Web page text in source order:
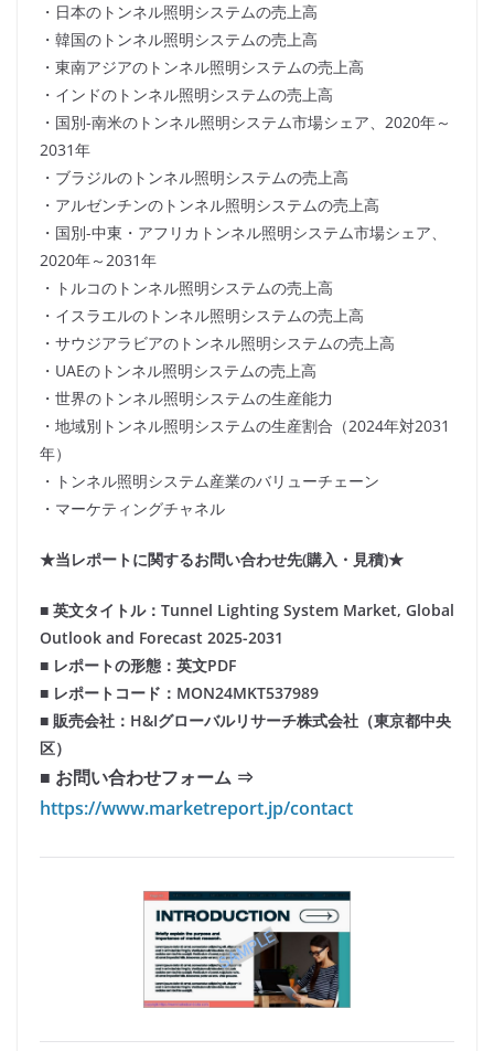
・日本のトンネル照明システムの売上高
・韓国のトンネル照明システムの売上高
・東南アジアのトンネル照明システムの売上高
・インドのトンネル照明システムの売上高
・国別-南米のトンネル照明システム市場シェア、2020年～
2031年
・ブラジルのトンネル照明システムの売上高
・アルゼンチンのトンネル照明システムの売上高
・国別-中東・アフリカトンネル照明システム市場シェア、
2020年～2031年
・トルコのトンネル照明システムの売上高
・イスラエルのトンネル照明システムの売上高
・サウジアラビアのトンネル照明システムの売上高
・UAEのトンネル照明システムの売上高
・世界のトンネル照明システムの生産能力
・地域別トンネル照明システムの生産割合（2024年対2031
年）
・トンネル照明システム産業のバリューチェーン
・マーケティングチャネル
★当レポートに関するお問い合わせ先(購入・見積)★
■ 英文タイトル：Tunnel Lighting System Market, Global
Outlook and Forecast 2025-2031
■ レポートの形態：英文PDF
■ レポートコード：MON24MKT537989
■ 販売会社：H&Iグローバルリサーチ株式会社（東京都中央
区）
■ お問い合わせフォーム ⇒
https://www.marketreport.jp/contact